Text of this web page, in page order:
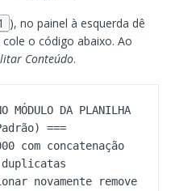
), no painel à esquerda dê
cole o código abaixo. Ao
Conteúdo.
MÓDULO DA PLANILHA
===
com concatenação
novamente remove